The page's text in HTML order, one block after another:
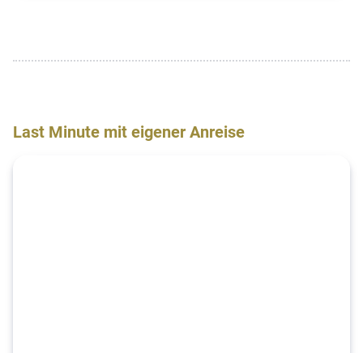
Last Minute mit eigener Anreise